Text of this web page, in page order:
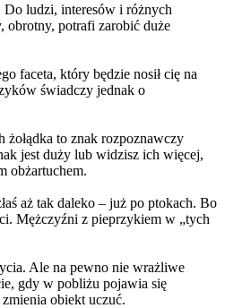
Do ludzi, interesów i różnych
obrotny, potrafi zarobić duże
faceta, który będzie nosił cię na
świadczy jednak o
żołądka to znak rozpoznawczy
jest duży lub widzisz ich więcej,
obżartuchem.
aż tak daleko – już po ptokach. Bo
Mężczyźni z pieprzykiem w „tych
Ale na pewno nie wrażliwe
gdy w pobliżu pojawia się
obiekt uczuć.